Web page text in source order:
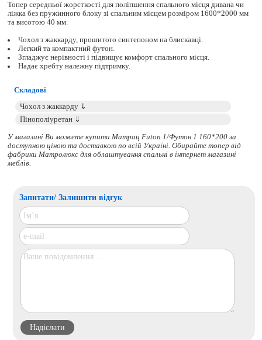
Топер середньої жорсткості для поліпшення спального місця дивана чи
ліжка без пружинного блоку зі спальним місцем розміром 1600*2000 мм
та висотою 40 мм.
Чохол з жаккарду, прошитого синтепоном на блискавці.
Легкий та компактний футон.
Згладжує нерівності і підвищує комфорт спального місця.
Надає хребту належну підтримку.
Складові
У магазині Ви можете купити Матрац Futon 1/Футон 1 160*200 за
доступною ціною та доставкою по всій Україні. Обирайте топервід
фабрики Матролюкс для облаштування спальні в інтернет магазині
меблів.
Запитати/ Залишити відгук